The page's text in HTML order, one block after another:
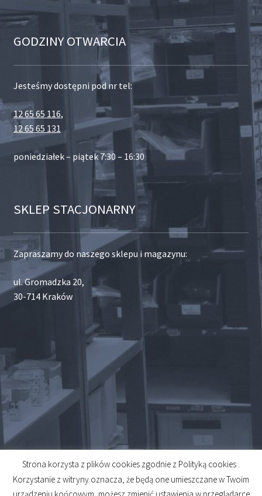
GODZINY OTWARCIA
Jesteśmy dostępni pod nr tel:
12 65 65 116,
12 65 65 131
poniedziałek – piątek 7:30 – 16:30
SKLEP STACJONARNY
Zapraszamy do naszego sklepu i magazynu:
ul. Gromadzka 20,
30-714 Kraków
© 2026
Created byMidero
Strona korzysta z plików cookies zgodnie z Polityką cookies .
Korzystanie z witryny oznacza, że będą one umieszczane w Twoim